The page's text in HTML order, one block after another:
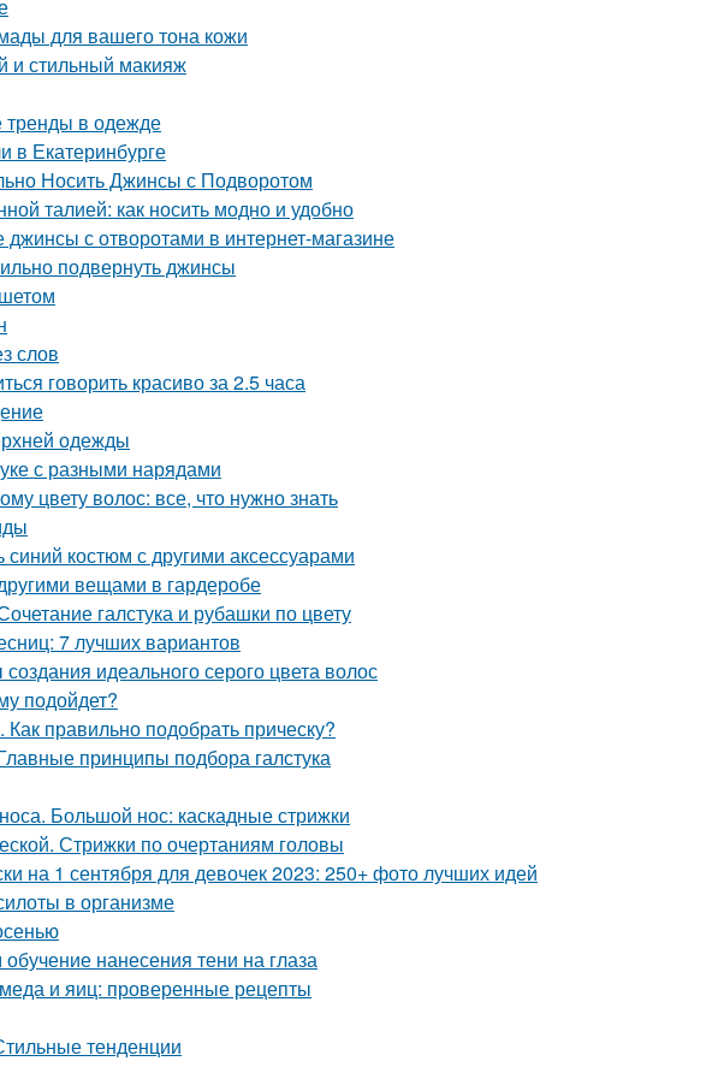
для вашего тона кожи
и стильный макияж
в одежде
в Екатеринбурге
Носить Джинсы с Подворотом
талией: как носить модно и удобно
с отворотами в интернет-магазине
подвернуть джинсы
слов
говорить красиво за 2.5 часа
одежды
с разными нарядами
цвету волос: все, что нужно знать
синий костюм с другими аксессуарами
вещами в гардеробе
галстука и рубашки по цвету
7 лучших вариантов
идеального серого цвета волос
подойдет?
правильно подобрать прическу?
принципы подбора галстука
Большой нос: каскадные стрижки
Стрижки по очертаниям головы
на 1 сентября для девочек 2023: 250+ фото лучших идей
в организме
нанесения тени на глаза
и яиц: проверенные рецепты
тенденции